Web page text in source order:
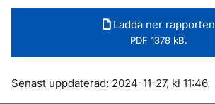
Ladda ner rapporten
PDF 1378 kB.
Om sidan
Senast uppdaterad: 2024-11-27, kl 11:46